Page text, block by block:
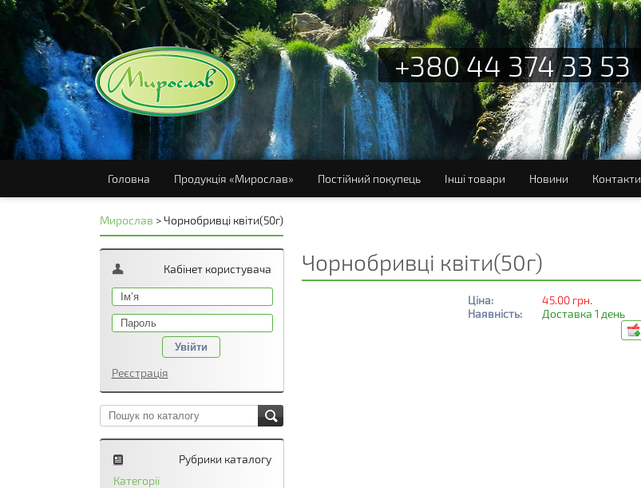
+380 44 374 33 53
Головна Продукція «Мирослав» Постійний покупець Інші товари Новини Контакти
Мирослав >Чорнобривці квіти(50г)
Кабінет користувача
Увійти
Реєстрація
Рубрики каталогу
Категорії
Чорнобривці квіти(50г)
Ціна:
45.00 грн.
Наявність:
Доставка 1 день